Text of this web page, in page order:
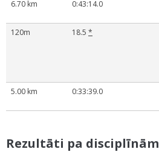
6.70 km 0:43:14.0
120m
18.5 *
5.00 km
0:33:39.0
Rezultāti pa disciplīnām